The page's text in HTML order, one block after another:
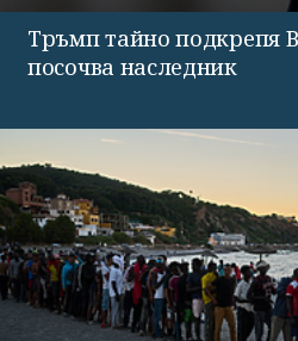
Тръмп тайно подкрепя
посочва наследник